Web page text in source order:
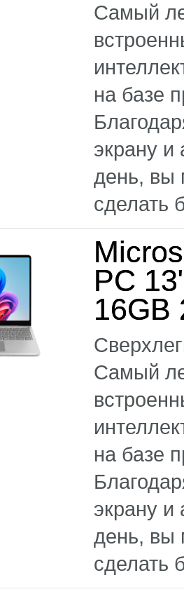
Самый
на базе
экрану
день, вы
сделать
PC
16GB
Самый
на базе
экрану
день, вы
сделать